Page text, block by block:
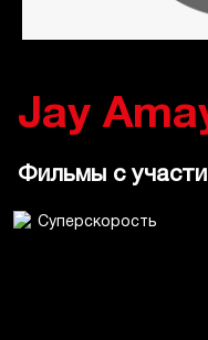
Jay
Фильмы с